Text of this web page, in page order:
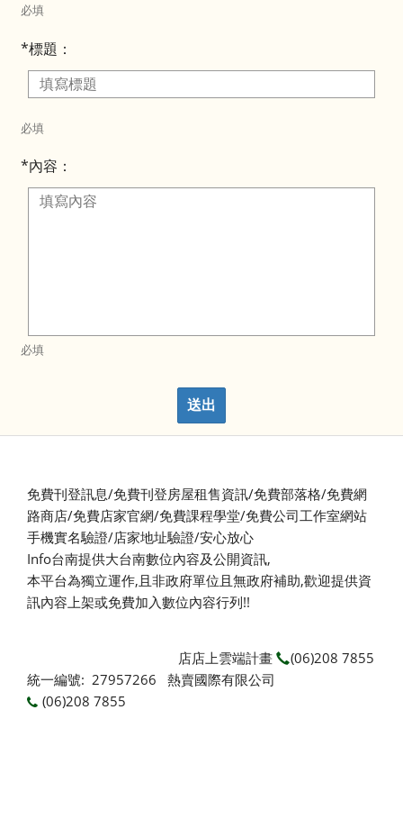
必填
*標題：
必填
*內容：
必填
送出
免費刊登訊息/免費刊登房屋租售資訊/免費部落格/免費網
路商店/免費店家官網/免費課程學堂/免費公司工作室網站
手機實名驗證/店家地址驗證/安心放心
Info台南提供大台南數位內容及公開資訊,
本平台為獨立運作,且非政府單位且無政府補助,歡迎提供資
訊內容上架或免費加入數位內容行列!!
店店上雲端計畫
(06)208 7855
統一編號: 27957266 熱賣國際有限公司
(06)208 7855